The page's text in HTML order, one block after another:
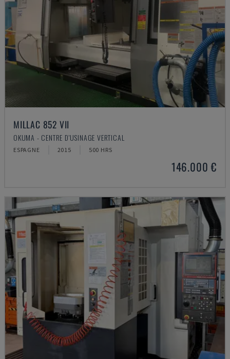
MILLAC 852 VII
OKUMA - CENTRE D'USINAGE VERTICAL
ESPAGNE 2015 500 HRS
146.000 €